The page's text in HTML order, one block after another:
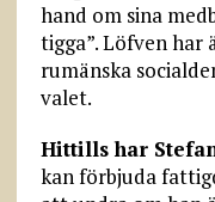
hand om sina
tigga”. Löfven har
rumänska
valet.
Hittills har
kan förbjuda